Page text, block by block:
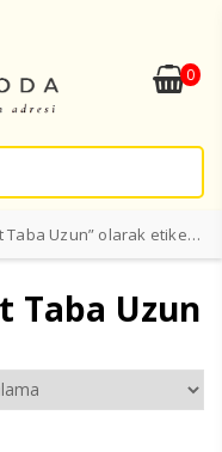
0
Uzun” olarak etiketlendi
Taba Uzun